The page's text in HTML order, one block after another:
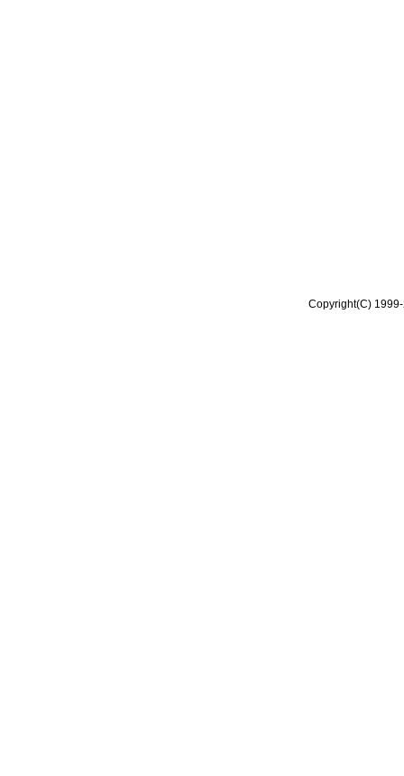
Copyright(C)